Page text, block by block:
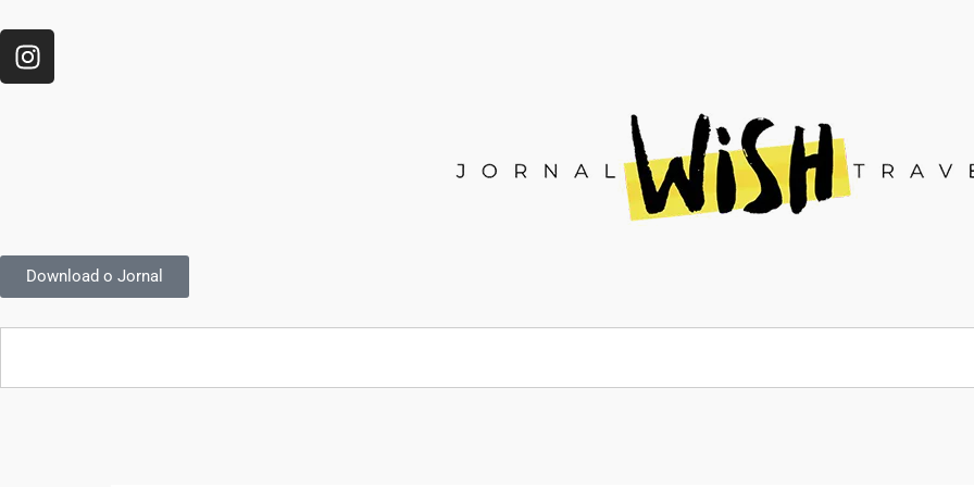
Download o Jornal